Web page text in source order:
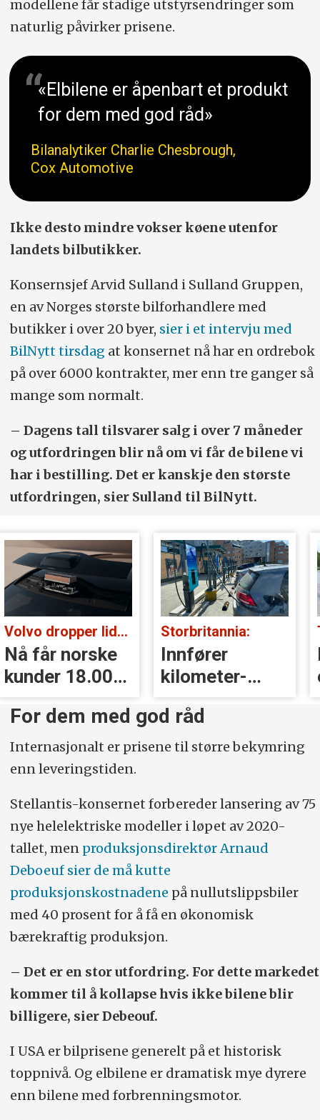
modellene får stadige utstyrsendringer som
naturlig påvirker prisene.
«Elbilene er åpenbart et produkt
for dem med god råd»
Bilanalytiker Charlie Chesbrough,
Cox Automotive
Ikke desto mindre vokser køene utenfor
landets bilbutikker.
Konsernsjef Arvid Sulland i Sulland Gruppen,
en av Norges største bilforhandlere med
butikker i over 20 byer, sier i et intervju med
BilNytt tirsdag at konsernet nå har en ordrebok
på over 6000 kontrakter, mer enn tre ganger så
mange som normalt.
– Dagens tall tilsvarer salg i over 7 måneder
og utfordringen blir nå om vi får de bilene vi
har i bestilling. Det er kanskje den største
utfordringen, sier Sulland til BilNytt.
Volvo dropper lidar for godt:
Nå får norske
kunder 18.000
kr i erstatning
Storbritannia:
Innfører
kilometer­
avgift for
elbiler
For dem med god råd
Internasjonalt er prisene til større bekymring
enn leveringstiden.
Stellantis-konsernet forbereder lansering av 75
nye helelektriske modeller i løpet av 2020-
tallet, men produksjonsdirektør Arnaud
Deboeuf sier de må kutte
produksjonskostnadene på nullutslippsbiler
med 40 prosent for å få en økonomisk
bærekraftig produksjon.
– Det er en stor utfordring. For dette markedet
kommer til å kollapse hvis ikke bilene blir
billigere, sier Debeouf.
I USA er bilprisene generelt på et historisk
toppnivå. Og elbilene er dramatisk mye dyrere
enn bilene med forbrenningsmotor.